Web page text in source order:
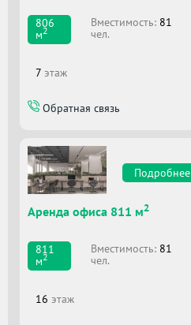
806
м2
Вместимоcть: 81
чел.
7 этаж
Обратная связь
Подробнее
Аренда офиса 811 м2
811
м2
Вместимоcть: 81
чел.
16 этаж